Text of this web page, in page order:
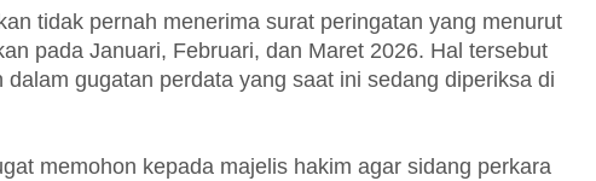
tidak pernah menerima surat peringatan yang menurut
pada Januari, Februari, dan Maret 2026. Hal tersebut
gugatan perdata yang saat ini sedang diperiksa di
memohon kepada majelis hakim agar sidang perkara